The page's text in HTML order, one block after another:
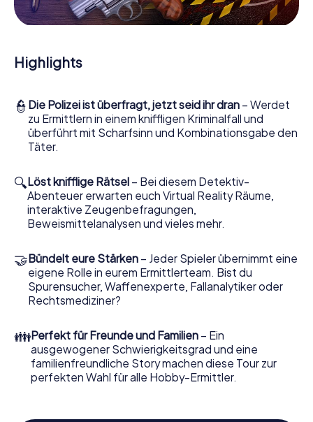
Tour
Videoschalte zu einem Zeugen, geheimes Belauschen
sämtliche multimedialen Fähigkeiten Ihres Handgeräts.
Das Krimispiel in Mutxamel holt aber auch aus Ihnen und
Ihren Mitstreitern verborgene Talente heraus! Sie
schlüpfen in spannende Rollen und meistern die Krimi-
oder Gerichtsmediziner. Sie bekommen herausfordernde
Zusatzaufgaben auf Ihre Handys gespielt, die Ihrem
jeweiligem Charakter entsprechen und dem Schlagwort
„Abwechslungsreichtum“ an ganz neue Bedeutung
verleihen.
Das Krimispiel in Mutxamel kann beginnen!
Nun fehlt Ihnen nur noch eine Kleinigkeit, um mit Ihren
Ermittlungen in Mutxamel zu starten: Ihr Ticketcode!
Postfach. Jetzt starten Sie Ihren Online-Browser, geben
Ihren Code ein – und sind startklar!
Worauf warten Sie noch? Mutxamel zählt auf Sie!
Highlights
👮 Die Polizei ist überfragt, jetzt seid ihr dran – Werdet
zu Ermittlern in einem kniffligen Kriminalfall und
überführt mit Scharfsinn und Kombinationsgabe den
Täter.
🔍Löst knifflige Rätsel – Bei diesem Detektiv-
Abenteuer erwarten euch Virtual Reality Räume,
interaktive Zeugenbefragungen,
Beweismittelanalysen und vieles mehr.
🤝Bündelt eure Stärken – Jeder Spieler übernimmt eine
eigene Rolle in eurem Ermittlerteam. Bist du
Spurensucher, Waffenexperte, Fallanalytiker oder
Rechtsmediziner?
👪Perfekt für Freunde und Familien – Ein
ausgewogener Schwierigkeitsgrad und eine
familienfreundliche Story machen diese Tour zur
perfekten Wahl für alle Hobby-Ermittler.